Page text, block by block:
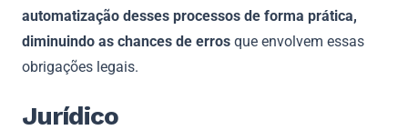
automatização desses processos de forma prática,
diminuindo as chances de erros que envolvem essas
obrigações legais.
Jurídico